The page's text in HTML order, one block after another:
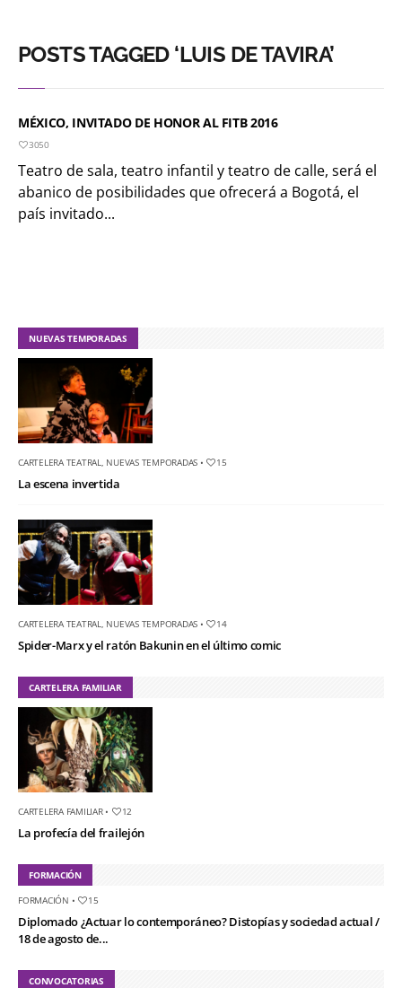
POSTS TAGGED ‘LUIS DE TAVIRA’
MÉXICO, INVITADO DE HONOR AL FITB 2016
3050
Teatro de sala, teatro infantil y teatro de calle, será el
abanico de posibilidades que ofrecerá a Bogotá, el
país invitado...
NUEVAS TEMPORADAS
CARTELERA TEATRAL NUEVAS TEMPORADAS • 15
La escena invertida
CARTELERA TEATRAL NUEVAS TEMPORADAS • 14
Spider-Marx y el ratón Bakunin en el último comic
CARTELERA FAMILIAR
CARTELERA FAMILIAR• 12
La profecía del frailejón
FORMACIÓN
FORMACIÓN • 15
Diplomado ¿Actuar lo contemporáneo? Distopías y sociedad actual /
18 de agosto de...
CONVOCATORIAS